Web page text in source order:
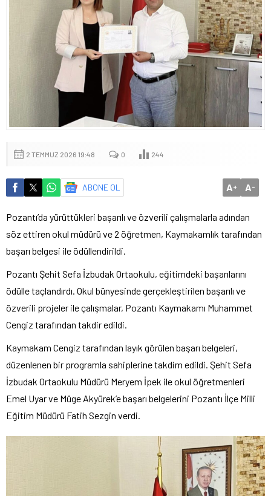
2 TEMMUZ 2026 19:48 0 244
ABONE OL A+ A-
Pozantı’da yürüttükleri başarılı ve özverili çalışmalarla adından
söz ettiren okul müdürü ve 2 öğretmen, Kaymakamlık tarafından
başarı belgesi ile ödüllendirildi.
Pozantı Şehit Sefa İzbudak Ortaokulu, eğitimdeki başarılarını
ödülle taçlandırdı. Okul bünyesinde gerçekleştirilen başarılı ve
özverili projeler ile çalışmalar, Pozantı Kaymakamı Muhammet
Cengiz tarafından takdir edildi.
Kaymakam Cengiz tarafından layık görülen başarı belgeleri,
düzenlenen bir programla sahiplerine takdim edildi. Şehit Sefa
İzbudak Ortaokulu Müdürü Meryem İpek ile okul öğretmenleri
Emel Uyar ve Müge Akyürek’e başarı belgelerini Pozantı İlçe Milli
Eğitim Müdürü Fatih Sezgin verdi.